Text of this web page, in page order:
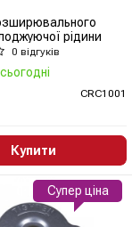
рідини
0 відгуків
сьогодні
CRC1001
Купити
Супер ціна